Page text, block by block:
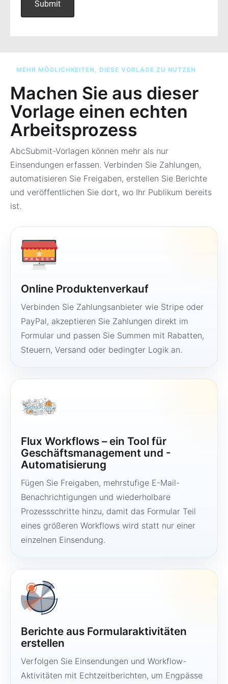
MEHR MÖGLICHKEITEN, DIESE VORLAGE ZU NUTZEN
Machen Sie aus dieser
Vorlage einen echten
Arbeitsprozess
AbcSubmit-Vorlagen können mehr als nur
Einsendungen erfassen. Verbinden Sie Zahlungen,
automatisieren Sie Freigaben, erstellen Sie Berichte
und veröffentlichen Sie dort, wo Ihr Publikum bereits
ist.
Online Produktenverkauf
Verbinden Sie Zahlungsanbieter wie Stripe oder
PayPal, akzeptieren Sie Zahlungen direkt im
Formular und passen Sie Summen mit Rabatten,
Steuern, Versand oder bedingter Logik an.
Flux Workflows – ein Tool für
Geschäftsmanagement und -
Automatisierung
Fügen Sie Freigaben, mehrstufige E-Mail-
Benachrichtigungen und wiederholbare
Prozessschritte hinzu, damit das Formular Teil
eines größeren Workflows wird statt nur einer
einzelnen Einsendung.
Berichte aus Formularaktivitäten
erstellen
Verfolgen Sie Einsendungen und Workflow-
Aktivitäten mit Echtzeitberichten, um Engpässe